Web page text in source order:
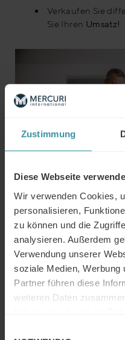
Zustimmung
Diese Webseite
Wir verwenden Cookies,
personalisieren,
zu können und die
analysieren. Außerdem
Verwendung unserer
soziale Medien, Werbung
Partner führen diese
weiteren Daten
Verkaufen Sie
Sie Ihren Umsatz!
Welche
sind für das
wie werden sie
Seminaren
Was sind die
Kompetenzenfür
und wie werden